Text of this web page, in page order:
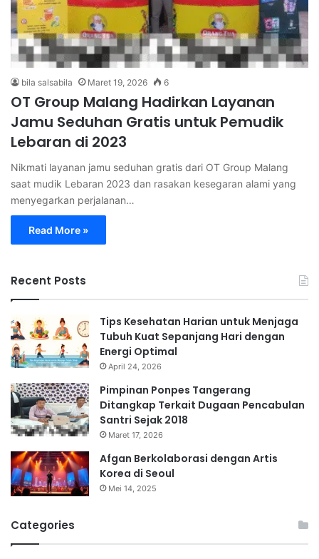
bila salsabila Maret 19, 2026 6
OT Group Malang Hadirkan Layanan
Jamu Seduhan Gratis untuk Pemudik
Lebaran di 2023
Nikmati layanan jamu seduhan gratis dari OT Group Malang
saat mudik Lebaran 2023 dan rasakan kesegaran alami yang
menyegarkan perjalanan…
Read More »
Recent Posts
Tips Kesehatan Harian untuk Menjaga
Tubuh Kuat Sepanjang Hari dengan
Energi Optimal
April 24, 2026
Pimpinan Ponpes Tangerang
Ditangkap Terkait Dugaan Pencabulan
Santri Sejak 2018
Maret 17, 2026
Afgan Berkolaborasi dengan Artis
Korea di Seoul
Mei 14, 2025
Categories